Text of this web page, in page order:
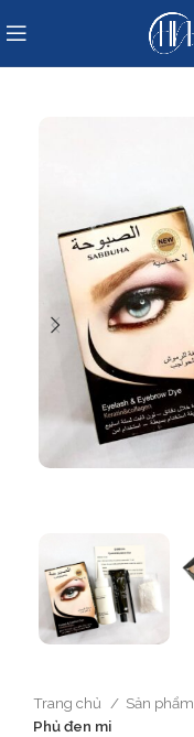
Trang chủ Sản phẩm
Phủ đen mi